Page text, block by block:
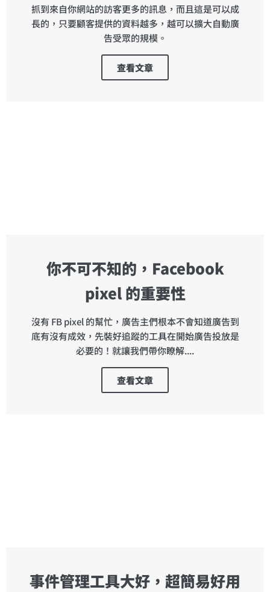
抓到來自你網站的訪客更多的訊息，而且這是可以成
長的，只要顧客提供的資料越多，越可以擴大自動廣
告受眾的規模。
查看文章
你不可不知的，Facebook
pixel 的重要性
沒有 FB pixel 的幫忙，廣告主們根本不會知道廣告到
底有沒有成效，先裝好追蹤的工具在開始廣告投放是
必要的！就讓我們帶你瞭解....
查看文章
事件管理工具大好，超簡易好用